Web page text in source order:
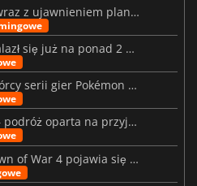
MARVEL Tōkon debiutuje wraz z ujawnieniem planu rozwoju na pierwszy rok
Resident Evil: Veronica znalazł się już na ponad 2 milionach list życzeń
Beast of Reincarnation: twórcy serii gier Pokémon wkraczają na nową ścieżkę
Big Walk już w sprzedaży – podróż oparta na przyjaźni
W Warhammer 40,000: Dawn of War 4 pojawia się frakcja Nekronów